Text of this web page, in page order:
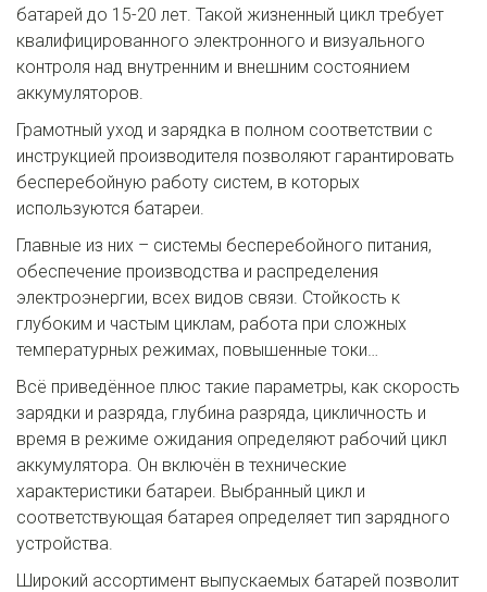
батарей до 15-20 лет. Такой жизненный цикл требует
квалифицированного электронного и визуального
контроля над внутренним и внешним состоянием
аккумуляторов.
Грамотный уход и зарядка в полном соответствии с
инструкцией производителя позволяют гарантировать
бесперебойную работу систем, в которых
используются батареи.
Главные из них – системы бесперебойного питания,
обеспечение производства и распределения
электроэнергии, всех видов связи. Стойкость к
глубоким и частым циклам, работа при сложных
температурных режимах, повышенные токи…
Всё приведённое плюс такие параметры, как скорость
зарядки и разряда, глубина разряда, цикличность и
время в режиме ожидания определяют рабочий цикл
аккумулятора. Он включён в технические
характеристики батареи. Выбранный цикл и
соответствующая батарея определяет тип зарядного
устройства.
Широкий ассортимент выпускаемых батарей позволит